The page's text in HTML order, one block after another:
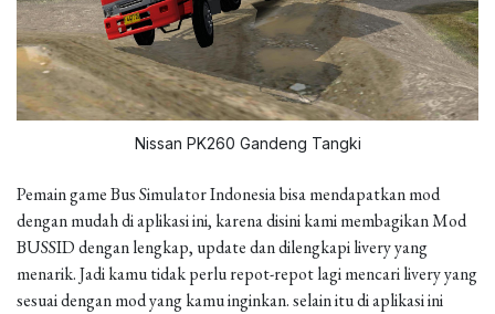
Nissan PK260 Gandeng Tangki
Pemain game Bus Simulator Indonesia bisa mendapatkan mod
dengan mudah di aplikasi ini, karena disini kami membagikan Mod
BUSSID dengan lengkap, update dan dilengkapi livery yang
menarik. Jadi kamu tidak perlu repot-repot lagi mencari livery yang
sesuai dengan mod yang kamu inginkan. selain itu di aplikasi ini